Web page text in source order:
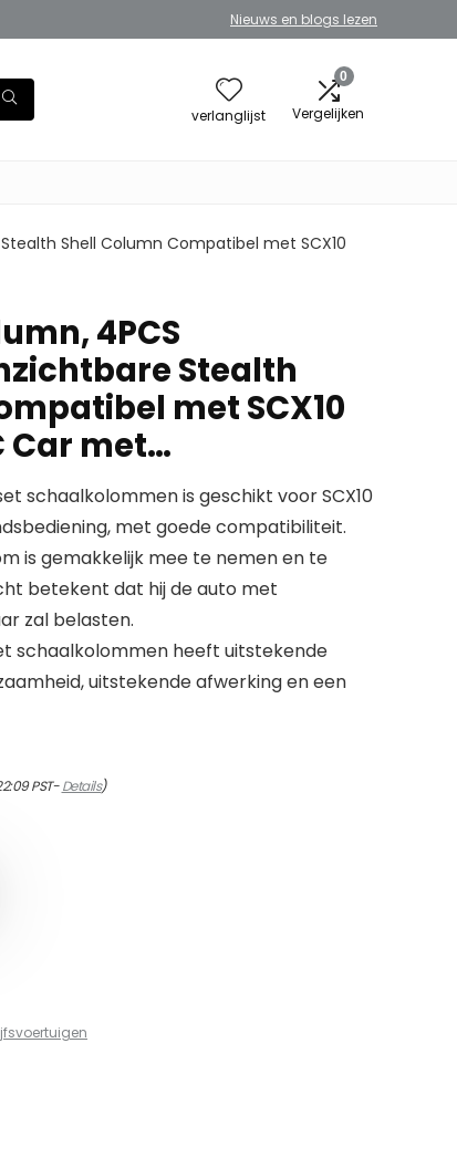
Nieuws en blogs lezen
verlanglijst
0
Vergelijken
Shell Column Compatibel met SCX10
4PCS
Stealth
met SCX10
Car met…
schaalkolommen is geschikt voor SCX10
met goede compatibiliteit.
is gemakkelijk mee te nemen en te
betekent dat hij de auto met
zal belasten.
schaalkolommen heeft uitstekende
uitstekende afwerking en een
PST-Details)